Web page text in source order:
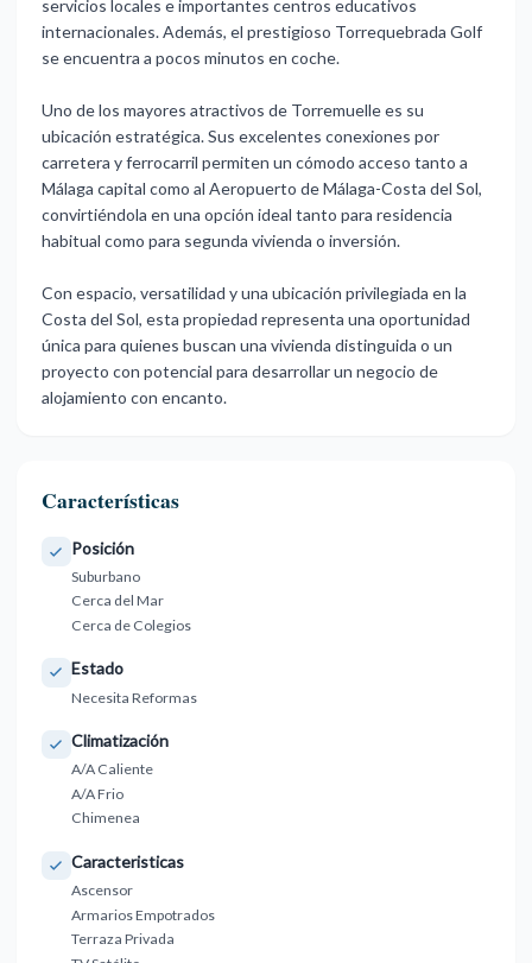
servicios locales e importantes centros educativos
internacionales. Además, el prestigioso Torrequebrada Golf
se encuentra a pocos minutos en coche.
Uno de los mayores atractivos de Torremuelle es su
ubicación estratégica. Sus excelentes conexiones por
carretera y ferrocarril permiten un cómodo acceso tanto a
Málaga capital como al Aeropuerto de Málaga-Costa del Sol,
convirtiéndola en una opción ideal tanto para residencia
habitual como para segunda vivienda o inversión.
Con espacio, versatilidad y una ubicación privilegiada en ‌la
‌Costa ‌del ‌Sol, esta ‌propiedad representa una ‌oportunidad
‌única para ‌quienes ‌buscan ‌una ‌vivienda distinguida o ‌un
proyecto ‌con potencial para ‌desarrollar ‌un ‌negocio ‌de
‌alojamiento ‌con ‌encanto.
Características
Posición
Suburbano
Cerca del Mar
Cerca de Colegios
Estado
Necesita Reformas
Climatización
A/A Caliente
A/A Frio
Chimenea
Caracteristicas
Ascensor
Armarios Empotrados
Terraza Privada